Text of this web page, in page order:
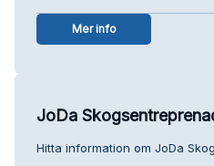
Mer info
JoDa
Hitta information om JoDa